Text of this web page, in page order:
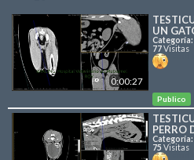
0:00:27
UN
Categoría:
77Visitas
Publico
PERRO
Categoría:
75 Visitas